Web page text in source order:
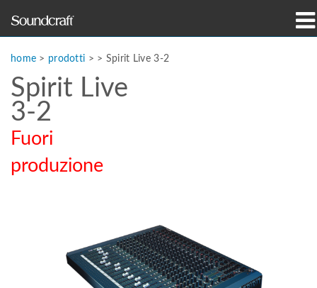
Casi di studio e notizie
dove acquistare
formazione
home > prodotti > > Spirit Live 3-2
Spirit Live
3-2
Fuori
produzione